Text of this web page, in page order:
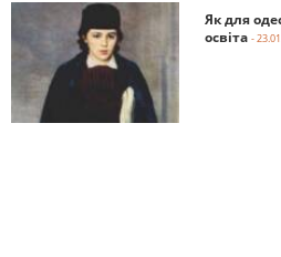
Як для
освіта -